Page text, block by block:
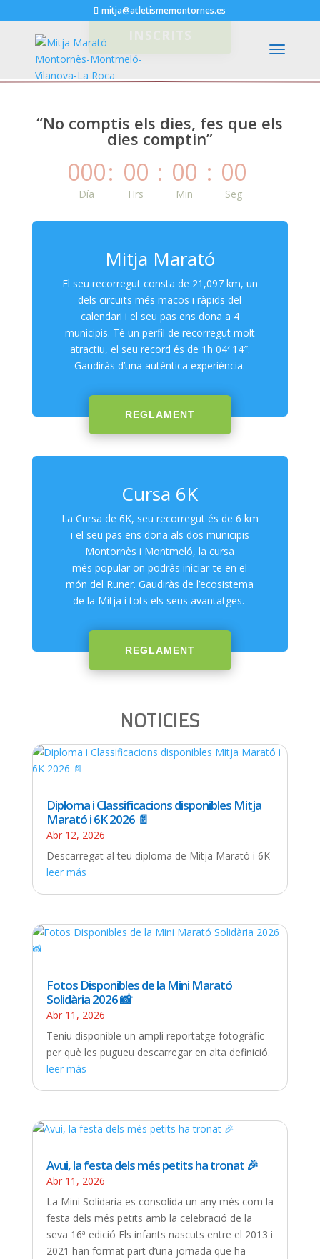
mitja@atletismemontornes.es
“No comptis els dies, fes que els
dies comptin”
000
Día
: 00
Hrs
: 00
Min
: 00
Seg
Mitja Marató
El seu recorregut consta de 21,097 km, un
dels circuïts més macos i ràpids del
calendari i el seu pas ens dona a 4
municipis. Té un perfil de recorregut molt
atractiu, el seu record és de 1h 04′ 14″.
Gaudiràs d’una autèntica experiència.
REGLAMENT
Cursa 6K
La Cursa de 6K, seu recorregut és de 6 km
i el seu pas ens dona als dos municipis
Montornès i Montmeló, la cursa
més popular on podràsiniciar-te en el
món del Runer. Gaudiràsde l’ecosistema
de la Mitja i tots els seus avantatges.
REGLAMENT
NOTICIES
Diploma i Classificacions disponibles Mitja
Marató i 6K 2026 📄
Abr 12, 2026
Descarregat al teu diploma de Mitja Marató i 6K
leer más
Fotos Disponibles de la Mini Marató
Solidària 2026 📸
Abr 11, 2026
Teniu disponible un ampli reportatge fotogràfic
per què les pugueu descarregar en alta definició.
leer más
Avui, la festa dels més petits ha tronat 🎉
Abr 11, 2026
La Mini Solidaria es consolida un any més com la
festa dels més petits amb la celebració de la
seva 16ª edició Els infants nascuts entre el 2013 i
2021 han format part d’una jornada que ha